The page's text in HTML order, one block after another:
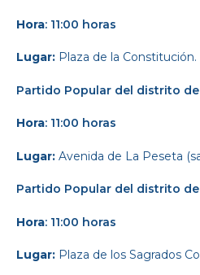
Hora: 11:00 horas
Lugar: Plaza de la Constitución.
Partido Popular del distrito
Hora: 11:00 horas
Lugar: Avenida de La Peseta
Partido Popular del distrito
Hora: 11:00 horas
Lugar: Plaza de los Sagrados